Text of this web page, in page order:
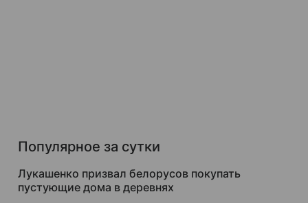
Популярное за сутки
Лукашенко призвал белорусов покупать
пустующие дома в деревнях